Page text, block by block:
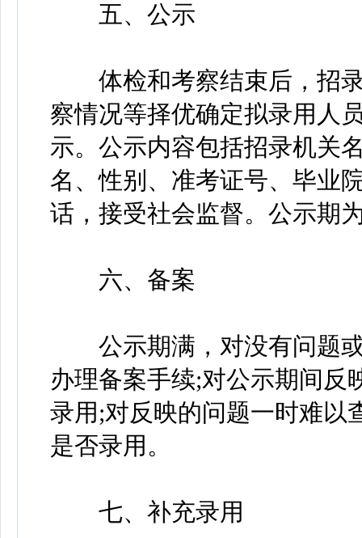
五、公示
体检和考察结束后，招录
察情况等择优确定拟录用人
示。公示内容包括招录机关
名、性别、准考证号、毕业
话，接受社会监督。公示期
六、备案
公示期满，对没有问题或
办理备案手续;对公示期间反
录用;对反映的问题一时难以
是否录用。
七、补充录用